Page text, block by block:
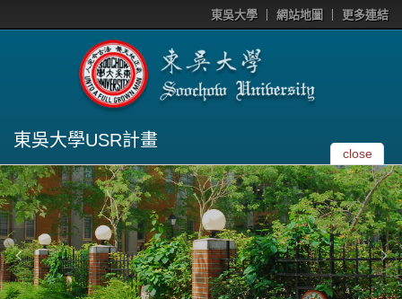
東吳大學 網站地圖 更多連結
東吳大學USR計畫
close